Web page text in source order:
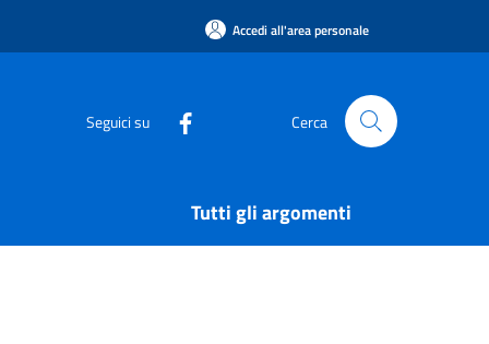
Accedi all'area personale
Seguici su Cerca
Tutti gli argomenti